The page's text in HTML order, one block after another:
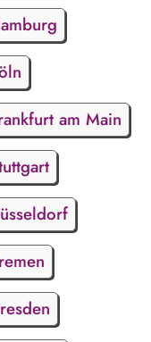
am Main